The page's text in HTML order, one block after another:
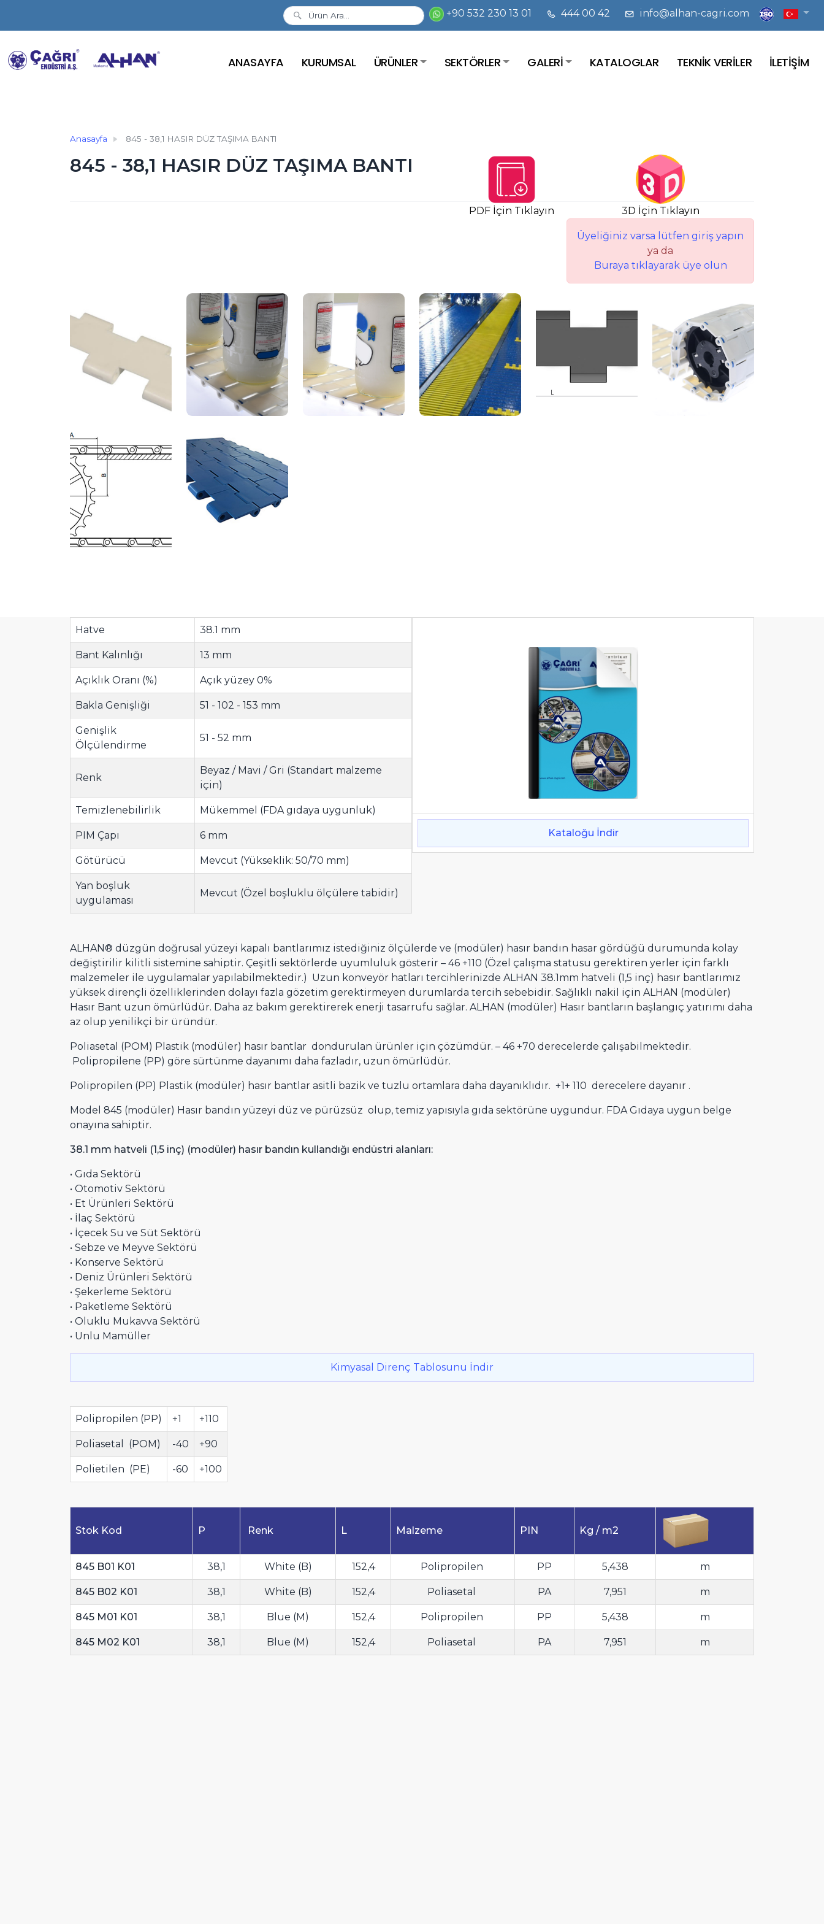
+90 532 230 13 01 444 00 42 info@alhan-cagri.com
ANASAYFA KURUMSAL ÜRÜNLER SEKTÖRLER GALERİ KATALOGLAR TEKNİK VERİLER İLETİŞİM
Anasayfa 845 - 38,1 HASIR DÜZ TAŞIMA BANTI
3D İçin Tıklayın
Üyeliğiniz varsa lütfen giriş yapın
ya da
Buraya tıklayarak üye olun
PDF İçin Tıklayın
845 - 38,1 HASIR DÜZ TAŞIMA BANTI
Hatve 38.1 mm
Bant Kalınlığı 13 mm
Açıklık Oranı (%) Açık yüzey 0%
Bakla Genişliği 51 - 102 - 153 mm
Genişlik
Ölçülendirme
51 - 52 mm
Renk
Beyaz / Mavi / Gri (Standart malzeme
için)
Temizlenebilirlik Mükemmel (FDA gıdaya uygunluk)
PIM Çapı 6 mm
Götürücü Mevcut (Yükseklik: 50/70 mm)
Yan boşluk
uygulaması
Mevcut (Özel boşluklu ölçülere tabidir)
Kataloğu İndir
ALHAN® düzgün doğrusal yüzeyi kapalı bantlarımız istediğiniz ölçülerde ve (modüler) hasır bandın hasar gördüğü durumunda kolay
değiştirilir kilitli sistemine sahiptir. Çeşitli sektörlerde uyumluluk gösterir – 46 +110 (Özel çalışma statusu gerektiren yerler için farklı
malzemeler ile uygulamalar yapılabilmektedir.) Uzun konveyör hatları tercihlerinizde ALHAN 38.1mm hatveli (1,5 inç) hasır bantlarımız
yüksek dirençli özelliklerinden dolayı fazla gözetim gerektirmeyen durumlarda tercih sebebidir. Sağlıklı nakil için ALHAN (modüler)
Hasır Bant uzun ömürlüdür. Daha az bakım gerektirerek enerji tasarrufu sağlar. ALHAN (modüler) Hasır bantların başlangıç yatırımı daha
az olup yenilikçi bir üründür.
Poliasetal (POM) Plastik (modüler) hasır bantlar dondurulan ürünler için çözümdür. – 46 +70 derecelerde çalışabilmektedir.
Polipropilene (PP) göre sürtünme dayanımı daha fazladır, uzun ömürlüdür.
Polipropilen (PP) Plastik (modüler) hasır bantlar asitli bazik ve tuzlu ortamlara daha dayanıklıdır. +1+ 110 derecelere dayanır .
Model 845 (modüler) Hasır bandın yüzeyi düz ve pürüzsüz olup, temiz yapısıyla gıda sektörüne uygundur. FDA Gıdaya uygun belge
onayına sahiptir.
38.1 mm hatveli (1,5 inç) (modüler) hasır bandın kullandığı endüstri alanları:
• Gıda Sektörü
• Otomotiv Sektörü
• Et Ürünleri Sektörü
• İlaç Sektörü
• İçecek Su ve Süt Sektörü
• Sebze ve Meyve Sektörü
• Konserve Sektörü
• Deniz Ürünleri Sektörü
• Şekerleme Sektörü
• Paketleme Sektörü
• Oluklu Mukavva Sektörü
• Unlu Mamüller
Kimyasal Direnç Tablosunu İndir
Polipropilen (PP) +1 +110
Poliasetal (POM) -40 +90
Polietilen (PE) -60 +100
Stok Kod P Renk L Malzeme PIN Kg / m2
845 B01 K01 38,1 White (B) 152,4 Polipropilen PP 5,438 m
845 B02 K01 38,1 White (B) 152,4 Poliasetal PA 7,951 m
845 M01 K01 38,1 Blue (M) 152,4 Polipropilen PP 5,438 m
845 M02 K01 38,1 Blue (M) 152,4 Poliasetal PA 7,951 m